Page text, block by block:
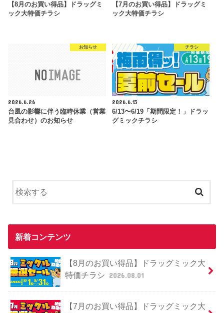
【8月のお買い得品】ドラッグミ
ック大特価チラシ
【7月のお買い得品】ドラッグミ
ック大特価チラシ
お知らせ
2026.6.26
台風の影響に伴う臨時休業（営業
見合わせ）のお知らせ
チラシ
2026.6.13
6/13〜6/19「期間限定！」ドラッ
グミックチラシ
新着コンテンツ
【8月のお買い得品】ドラッグミック大
特価チラシ 2026.08.01
【7月のお買い得品】ドラッグミック大